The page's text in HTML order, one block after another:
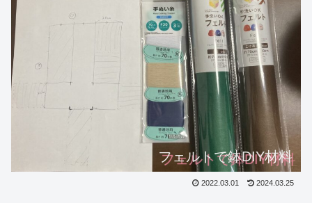
フェルトで鉢DIY材料
2022.03.01 2024.03.25